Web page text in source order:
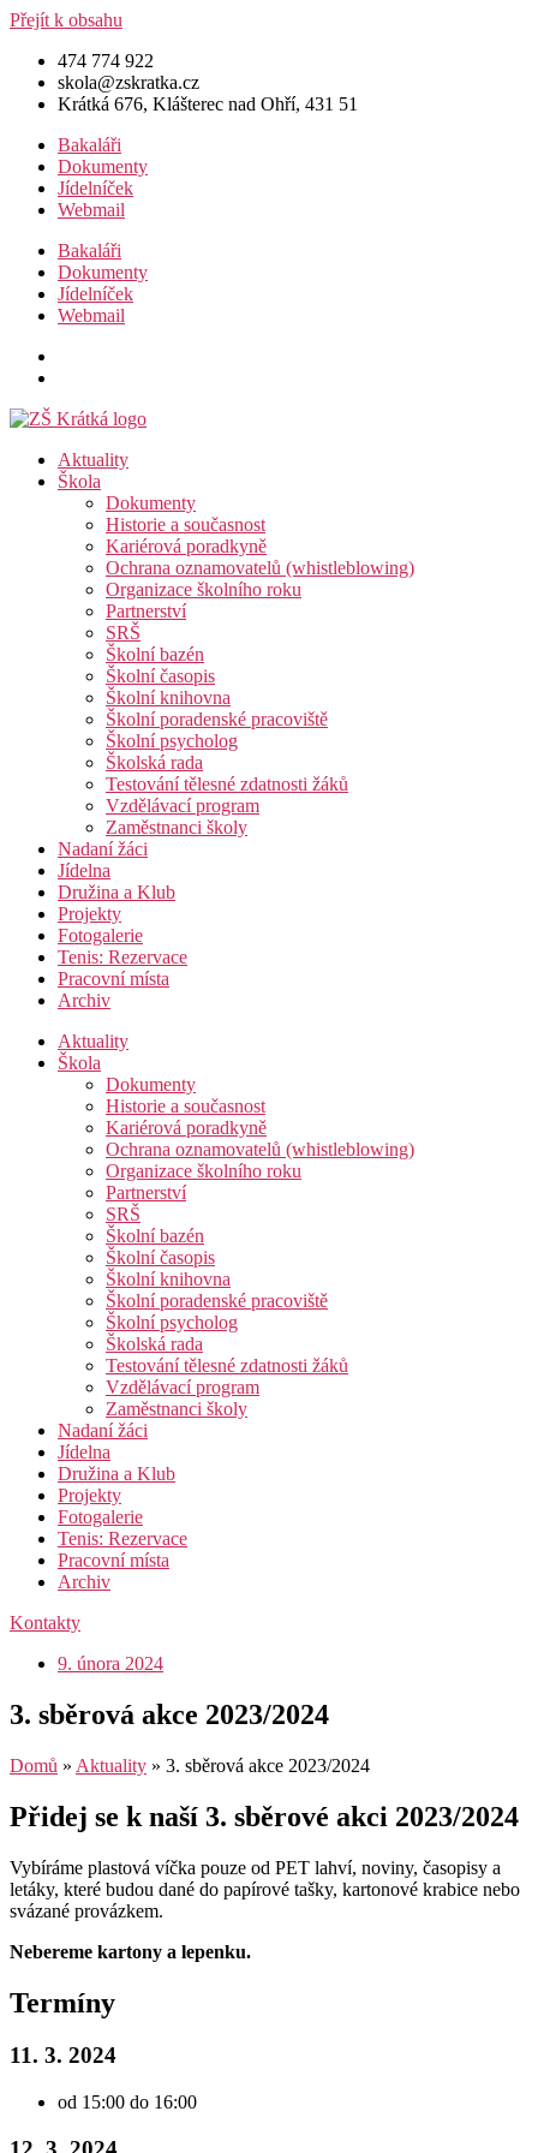
Přejít k obsahu
474 774 922
skola@zskratka.cz
Krátká 676, Klášterec nad Ohří, 431 51
Bakaláři
Dokumenty
Jídelníček
Webmail
Bakaláři
Dokumenty
Jídelníček
Webmail
Aktuality
Škola
Dokumenty
Historie a současnost
Kariérová poradkyně
Ochrana oznamovatelů (whistleblowing)
Organizace školního roku
Partnerství
SRŠ
Školní bazén
Školní časopis
Školní knihovna
Školní poradenské pracoviště
Školní psycholog
Školská rada
Testování tělesné zdatnosti žáků
Vzdělávací program
Zaměstnanci školy
Nadaní žáci
Jídelna
Družina a Klub
Projekty
Fotogalerie
Tenis: Rezervace
Pracovní místa
Archiv
Aktuality
Škola
Dokumenty
Historie a současnost
Kariérová poradkyně
Ochrana oznamovatelů (whistleblowing)
Organizace školního roku
Partnerství
SRŠ
Školní bazén
Školní časopis
Školní knihovna
Školní poradenské pracoviště
Školní psycholog
Školská rada
Testování tělesné zdatnosti žáků
Vzdělávací program
Zaměstnanci školy
Nadaní žáci
Jídelna
Družina a Klub
Projekty
Fotogalerie
Tenis: Rezervace
Pracovní místa
Archiv
Kontakty
9. února 2024
3. sběrová akce 2023/2024
Domů » Aktuality » 3. sběrová akce 2023/2024
Přidej se k naší 3. sběrové akci 2023/2024
Vybíráme plastová víčka pouze od PET lahví, noviny, časopisy a
letáky, které budou dané do papírové tašky, kartonové krabice nebo
svázané provázkem.
Nebereme kartony a lepenku.
Termíny
11. 3. 2024
od 15:00 do 16:00